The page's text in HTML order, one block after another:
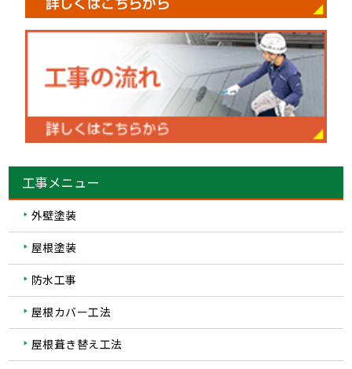
工事メニュー
外壁塗装
屋根塗装
防水工事
屋根カバー工法
屋根葺き替え工法